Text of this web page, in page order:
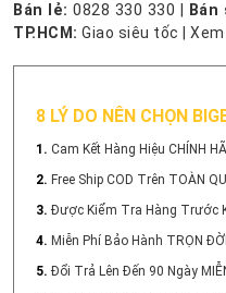
Bán lẻ: 0828 330 330 Bán
TP.HCM: Giao siêu tốc
8 LÝ DO NÊN CHỌN
1. Cam Kết Hàng Hiệu CHÍNH
2. Free Ship COD Trên TOÀN
3. Được Kiểm Tra Hàng Trước
4. Miễn Phí Bảo Hành TRỌN
5. Đổi Trả Lên Đến 90 Ngày